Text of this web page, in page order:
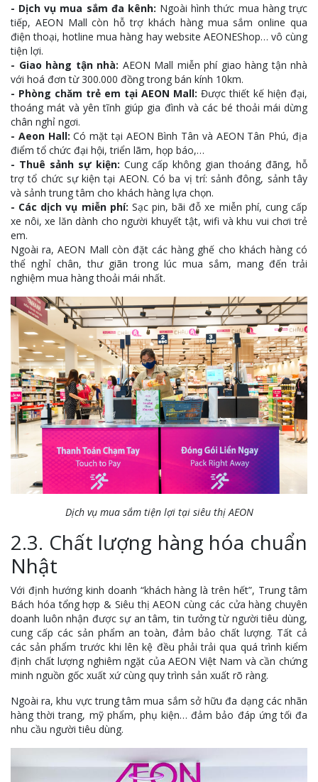
- Dịch vụ mua sắm đa kênh: Ngoài hình thức mua hàng trực
tiếp, AEON Mall còn hỗ trợ khách hàng mua sắm online qua
điện thoại, hotline mua hàng hay website AEONEShop… vô cùng
tiện lợi.
- Giao hàng tận nhà: AEON Mall miễn phí giao hàng tận nhà
với hoá đơn từ 300.000 đồng trong bán kính 10km.
- Phòng chăm trẻ em tại AEON Mall: Được thiết kế hiện đại,
thoáng mát và yên tĩnh giúp gia đình và các bé thoải mái dừng
chân nghỉ ngơi.
- Aeon Hall: Có mặt tại AEON Bình Tân và AEON Tân Phú, địa
điểm tổ chức đại hội, triển lãm, họp báo,…
- Thuê sảnh sự kiện: Cung cấp không gian thoáng đãng, hỗ
trợ tổ chức sự kiện tại AEON. Có ba vị trí: sảnh đông, sảnh tây
và sảnh trung tâm cho khách hàng lựa chọn.
- Các dịch vụ miễn phí: Sạc pin, bãi đỗ xe miễn phí, cung cấp
xe nôi, xe lăn dành cho người khuyết tật, wifi và khu vui chơi trẻ
em.
Ngoài ra, AEON Mall còn đặt các hàng ghế cho khách hàng có
thể nghỉ chân, thư giãn trong lúc mua sắm, mang đến trải
nghiệm mua hàng thoải mái nhất.
Dịch vụ mua sắm tiện lợi tại siêu thị AEON
2.3. Chất lượng hàng hóa chuẩn
Nhật
Với định hướng kinh doanh “khách hàng là trên hết”, Trung tâm
Bách hóa tổng hợp & Siêu thị AEON cùng các cửa hàng chuyên
doanh luôn nhận được sự an tâm, tin tưởng từ người tiêu dùng,
cung cấp các sản phẩm an toàn, đảm bảo chất lượng. Tất cả
các sản phẩm trước khi lên kệ đều phải trải qua quá trình kiểm
định chất lượng nghiêm ngặt của AEON Việt Nam và cần chứng
minh nguồn gốc xuất xứ cùng quy trình sản xuất rõ ràng.
Ngoài ra, khu vực trung tâm mua sắm sở hữu đa dạng các nhãn
hàng thời trang, mỹ phẩm, phụ kiện… đảm bảo đáp ứng tối đa
nhu cầu người tiêu dùng.